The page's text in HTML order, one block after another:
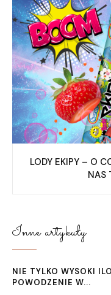
LODY EKIPY – O
NAS
Inne artykuły
NIE TYLKO WYSOKI
POWODZENIE W...